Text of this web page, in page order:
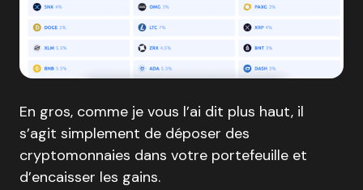
En gros, comme je vous l’ai dit plus haut, il
s’agit simplement de déposer des
cryptomonnaies dans votre portefeuille et
d’encaisser les gains.